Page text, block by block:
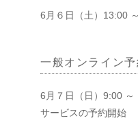
6月６日（土）13:00
一般オンライン予
6月７日（日）9:00
サービスの予約開始